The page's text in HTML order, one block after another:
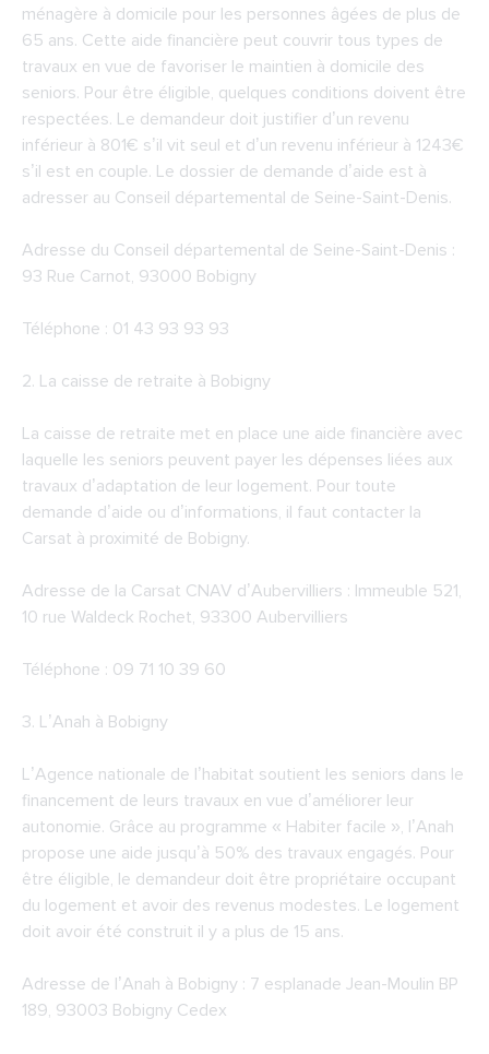
ménagère à domicile pour les personnes âgées de plus de
65 ans. Cette aide financière peut couvrir tous types de
travaux en vue de favoriser le maintien à domicile des
seniors. Pour être éligible, quelques conditions doivent être
respectées. Le demandeur doit justifier d’un revenu
inférieur à 801€ s’il vit seul et d’un revenu inférieur à 1243€
s’il est en couple. Le dossier de demande d’aide est à
adresser au Conseil départemental de Seine-Saint-Denis.
Adresse du Conseil départemental de Seine-Saint-Denis :
93 Rue Carnot, 93000 Bobigny
Téléphone : 01 43 93 93 93
2. La caisse de retraite à Bobigny
La caisse de retraite met en place une aide financière avec
laquelle les seniors peuvent payer les dépenses liées aux
travaux d’adaptation de leur logement. Pour toute
demande d’aide ou d’informations, il faut contacter la
Carsat à proximité de Bobigny.
Adresse de la Carsat CNAV d’Aubervilliers : Immeuble 521,
10 rue Waldeck Rochet, 93300 Aubervilliers
Téléphone : 09 71 10 39 60
3. L’Anah à Bobigny
L’Agence nationale de l’habitat soutient les seniors dans le
financement de leurs travaux en vue d’améliorer leur
autonomie. Grâce au programme « Habiter facile », l’Anah
propose une aide jusqu’à 50% des travaux engagés. Pour
être éligible, le demandeur doit être propriétaire occupant
du logement et avoir des revenus modestes. Le logement
doit avoir été construit il y a plus de 15 ans.
Adresse de l’Anah à Bobigny : 7 esplanade Jean-Moulin BP
189, 93003 Bobigny Cedex